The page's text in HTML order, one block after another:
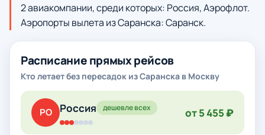
2 авиакомпании, среди которых: Россия, Аэрофлот.
Аэропорты вылета из Саранска: Саранск.
Расписание прямых рейсов
Кто летает без пересадок из Саранска в Москву
РО Россия дешевле всех от 5 455 ₽